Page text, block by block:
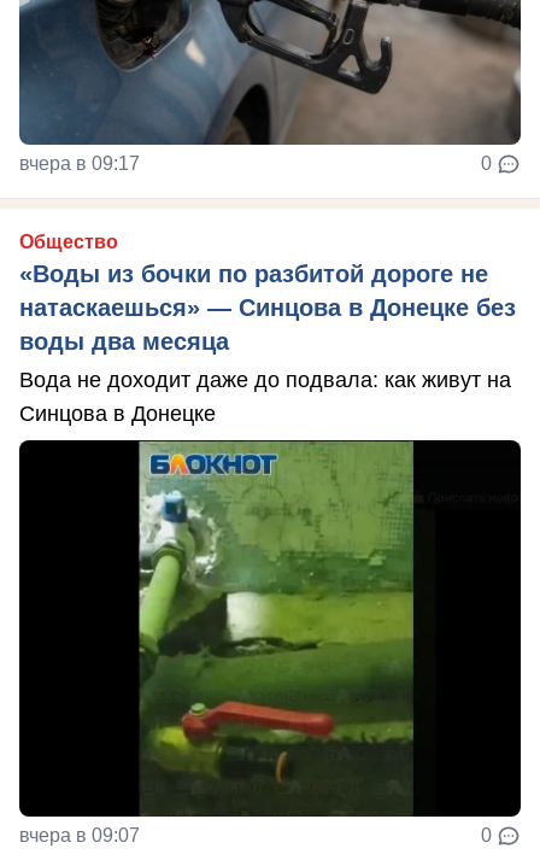
вчера в 09:17 0
Общество
«Воды из бочки по разбитой дороге не
натаскаешься» — Синцова в Донецке без
воды два месяца
Вода не доходит даже до подвала: как живут на
Синцова в Донецке
вчера в 09:07 0